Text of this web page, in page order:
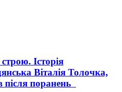
Історія
Віталія Толочка,
після поранень